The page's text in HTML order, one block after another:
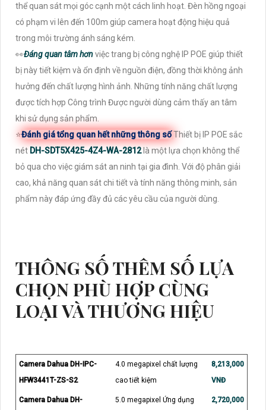
thể quan sát mọi góc cạnh một cách linh hoạt. Đèn hồng ngoại
có phạm vi lên đến 100m giúp camera hoạt động hiệu quả
trong môi trường ánh sáng kém.
️👀Đáng quan tâm hơnviệc trang bị công nghệ IP POE giúp thiết
bị này tiết kiệm và ổn định về nguồn điện, đồng thời không ảnh
hưởng đến chất lượng hình ảnh. Những tính năng chất lượng
được tích hợp Công trình Được người dùng cảm thấy an tâm
khi sử dụng sản phẩm.
⭐Đánh giá tổng quan hết những thông sốThiết bị IP POE sắc
nét DH-SDT5X425-4Z4-WA-2812 là một lựa chọn không thể
bỏ qua cho việc giám sát an ninh tại gia đình. Với độ phân giải
cao, khả năng quan sát chi tiết và tính năng thông minh, sản
phẩm này đáp ứng đầy đủ các yêu cầu của người dùng.
THÔNG SỐ THÊM SỐ LỰA
CHỌN PHÙ HỢP CÙNG
LOẠI VÀ THƯƠNG HIỆU
Camera Dahua DH-IPC-
HFW3441T-ZS-S2
4.0 megapixel chất lượng
cao tiết kiệm
8,213,000
VNĐ
Camera Dahua DH-
5.0 megapixel Ứng dụng
2,720,000